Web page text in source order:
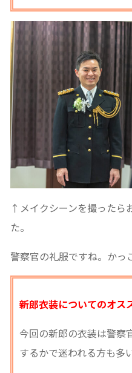
↑メイクシーンを撮ったら
た。
警察官の礼服ですね。かっ
新郎衣装についてのオス
今回の新郎の衣装は警察
するかで迷われる方も多